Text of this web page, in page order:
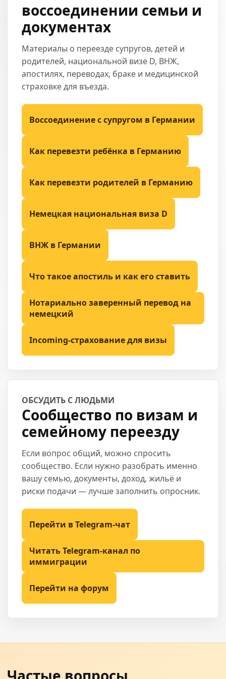
воссоединении семьи и
документах
Материалы о переезде супругов, детей и
родителей, национальной визе D, ВНЖ,
апостилях, переводах, браке и медицинской
страховке для въезда.
Воссоединение с супругом в Германии
Как перевезти ребёнка в Германию
Как перевезти родителей в Германию
Немецкая национальная виза D
ВНЖ в Германии
Что такое апостиль и как его ставить
Нотариально заверенный перевод на
немецкий
Incoming-страхование для визы
ОБСУДИТЬ С ЛЮДЬМИ
Сообщество по визам и
семейному переезду
Если вопрос общий, можно спросить
сообщество. Если нужно разобрать именно
вашу семью, документы, доход, жильё и
риски подачи — лучше заполнить опросник.
Перейти в Telegram-чат
Читать Telegram-канал по
иммиграции
Перейти на форум